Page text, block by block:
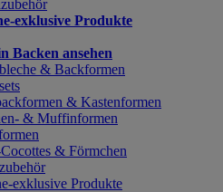
exklusive Produkte
Backen ansehen
& Backformen
& Kastenformen
& Muffinformen
& Förmchen
exklusive Produkte